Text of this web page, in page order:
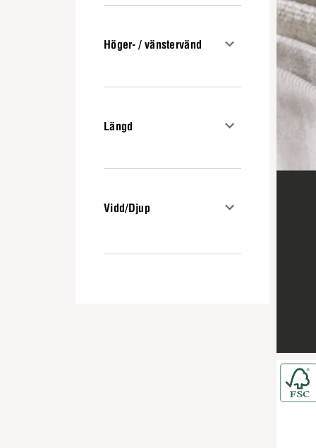
Höger- / vänstervänd
Längd
Vidd/Djup